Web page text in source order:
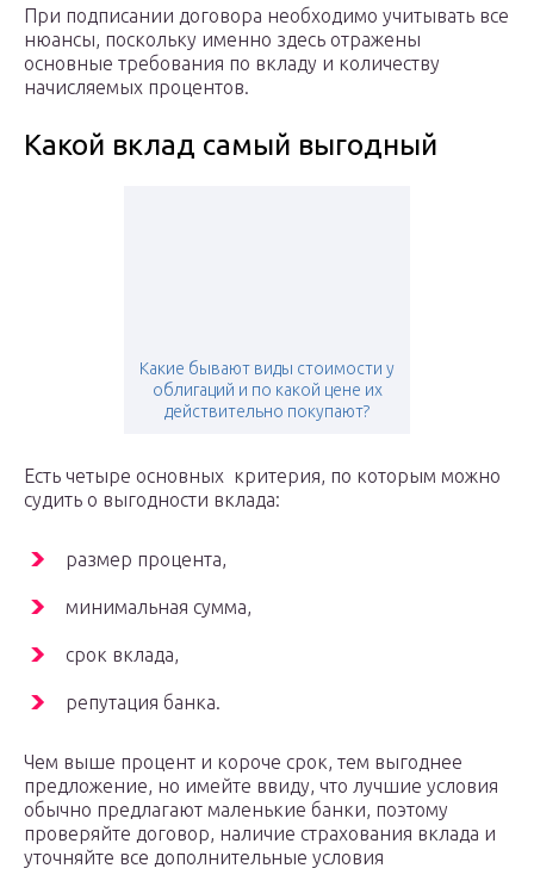
При подписании договора необходимо учитывать все
нюансы, поскольку именно здесь отражены
основные требования по вкладу и количеству
начисляемых процентов.
Какой вклад самый выгодный
Какие бывают виды стоимости у
облигаций и по какой цене их
действительно покупают?
Есть четыре основных критерия, по которым можно
судить о выгодности вклада:
размер процента,
минимальная сумма,
срок вклада,
репутация банка.
Чем выше процент и короче срок, тем выгоднее
предложение, но имейте ввиду, что лучшие условия
обычно предлагают маленькие банки, поэтому
проверяйте договор, наличие страхования вклада и
уточняйте все дополнительные условия